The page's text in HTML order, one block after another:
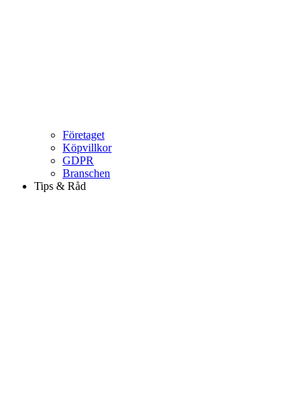
Företaget
Köpvillkor
GDPR
Branschen
Tips & Råd